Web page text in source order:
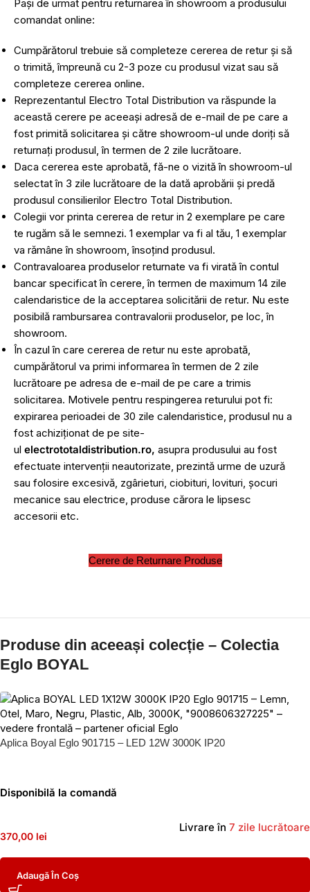
Pași de urmat pentru returnarea în showroom a produsului
comandat online:
Cumpărătorul trebuie să completeze cererea de retur și să
o trimită, împreună cu 2-3 poze cu produsul vizat sau să
completeze cererea online.
Reprezentantul Electro Total Distribution va răspunde la
această cerere pe aceeași adresă de e-mail de pe care a
fost primită solicitarea și către showroom-ul unde doriți să
returnați produsul, în termen de 2 zile lucrătoare.
Daca cererea este aprobată, fă-ne o vizită în showroom-ul
selectat în 3 zile lucrătoare de la dată aprobării și predă
produsul consilierilor Electro Total Distribution.
Colegii vor printa cererea de retur in 2 exemplare pe care
te rugăm să le semnezi. 1 exemplar va fi al tău, 1 exemplar
va rămâne în showroom, însoțind produsul.
Contravaloarea produselor returnate va fi virată în contul
bancar specificat în cerere, în termen de maximum 14 zile
calendaristice de la acceptarea solicitării de retur. Nu este
posibilă rambursarea contravalorii produselor, pe loc, în
showroom.
În cazul în care cererea de retur nu este aprobată,
cumpărătorul va primi informarea în termen de 2 zile
lucrătoare pe adresa de e-mail de pe care a trimis
solicitarea. Motivele pentru respingerea returului pot fi:
expirarea perioadei de 30 zile calendaristice, produsul nu a
fost achiziționat de pe site-
ul electrototaldistribution.ro, asupra produsului au fost
efectuate intervenții neautorizate, prezintă urme de uzură
sau folosire excesivă, zgârieturi, ciobituri, lovituri, șocuri
mecanice sau electrice, produse cărora le lipsesc
accesorii etc.
Cerere de Returnare Produse
Produse din aceeași colecție – Colectia
Eglo BOYAL
Aplica Boyal Eglo 901715 – LED 12W 3000K IP20
Disponibilă la comandă
370,00 lei
Livrare în 7 zile lucrătoare
Adaugă În Coș